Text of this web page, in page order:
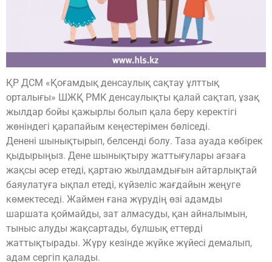
ҚР ДСМ «Қоғамдық денсаулық сақтау ұлттық
орталығы» ШЖҚ РМК денсаулықты қалай сақтап, ұзақ
жылдар бойы қажырлы болып қала беру керектігі
жөніндегі қарапайым кеңестерімен бөліседі.
Денені шынықтырып, белсенді болу. Таза ауада көбірек
қыдырыңыз. Дене шынықтыру жаттығулары ағзаға
жақсы әсер етеді, қартаю жылдамдығын айтарлықтай
баяулатуға ықпал етеді, күйзеліс жағдайын жеңуге
көмектеседі. Жаймен ғана жүрудің өзі адамды
шаршата қоймайды, зат алмасуды, қан айналымын,
тыныс алуды жақсартады, бұлшық еттерді
жаттықтырады. Жүру кезінде жүйке жүйесі демалып,
адам сергіп қалады.